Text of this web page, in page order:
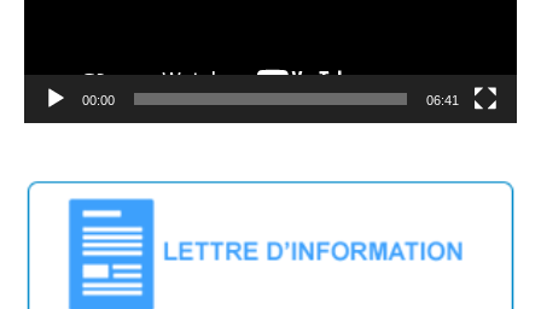
00:00 06:41